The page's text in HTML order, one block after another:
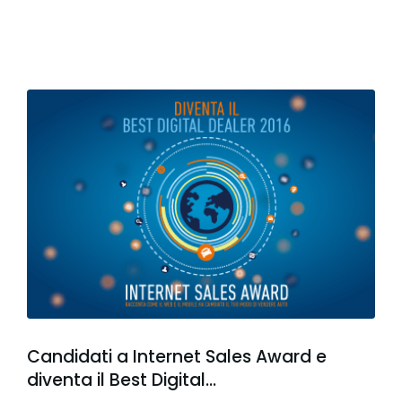
Candidati a Internet Sales Award e
diventa il Best Digital…